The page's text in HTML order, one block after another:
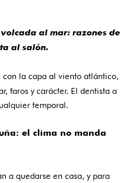
al mar: razones de
al salón.
con la capa al viento atlántico,
faros y carácter. El dentista a
temporal.
el clima no manda
a quedarse en casa, y para